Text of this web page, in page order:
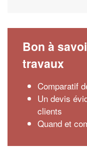
Bon à
travaux
Comparatif
Un devis
clients
Quand et